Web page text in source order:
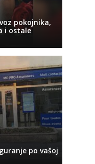
pokojnika,
i ostale
po vašoj